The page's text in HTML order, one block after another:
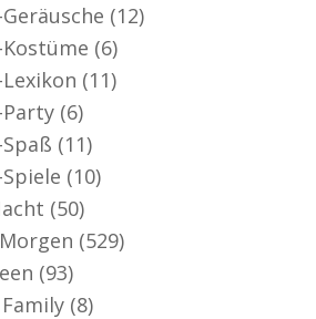
(12)
(6)
(11)
(6)
(11)
(10)
(50)
(529)
(93)
(8)